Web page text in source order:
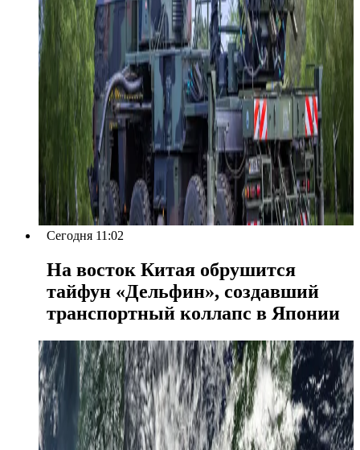
Сегодня 11:02
На восток Китая обрушится
тайфун «Дельфин», создавший
транспортный коллапс в Японии